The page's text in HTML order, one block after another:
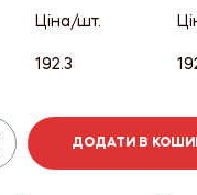
Ціна/шт.
192.3
ДОДАТИ В